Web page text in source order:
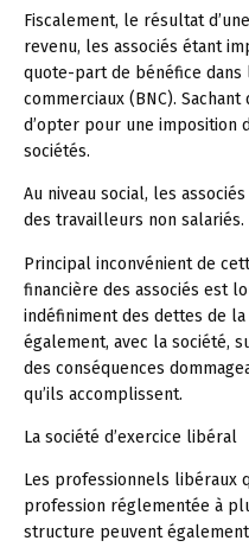
Fiscalement, le résultat
revenu, les associés étant
quote-part de bénéfice dans
commerciaux (BNC).
d’opter pour une imposition
sociétés.
Au niveau social, les
des travailleurs non salariés.
Principal inconvénient de
financière des associés est
indéfiniment des dettes de
également, avec la société,
des conséquences
qu’ils accomplissent.
La société d’exercice libéral
Les professionnels libéraux
profession réglementée à
structure peuvent